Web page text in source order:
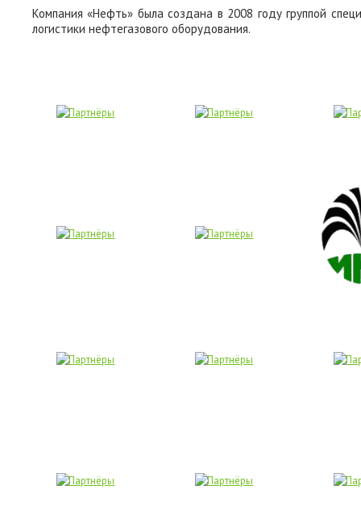
Компания «Нефть» была создана в 2008 году группой
логистики нефтегазового оборудования.